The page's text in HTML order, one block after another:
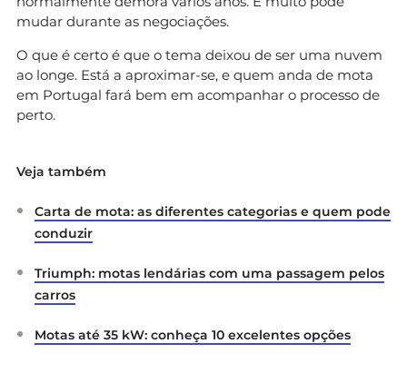
mudar durante as negociações.
O que é certo é que o tema deixou de ser uma nuvem
ao longe. Está a aproximar-se, e quem anda de mota
em Portugal fará bem em acompanhar o processo de
perto.
Veja também
Carta de mota: as diferentes categorias e quem pode
conduzir
Triumph: motas lendárias com uma passagem pelos
carros
Motas até 35 kW: conheça 10 excelentes opções